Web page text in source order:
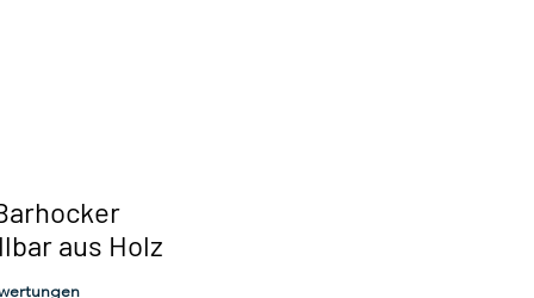
aus Holz
von fünf Sternen, basierend auf 6 Bewertungen.